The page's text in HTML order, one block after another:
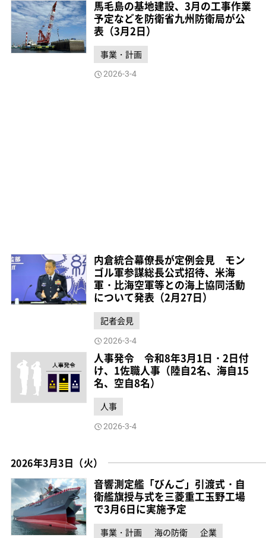
馬毛島の基地建設、3月の工事作業
予定などを防衛省九州防衛局が公
表（3月2日）
事業・計画
2026-3-4
内倉統合幕僚長が定例会見 モン
ゴル軍参謀総長公式招待、米海
軍・比海空軍等との海上協同活動
について発表（2月27日）
記者会見
2026-3-4
人事発令 令和8年3月1日・2日付
け、1佐職人事（陸自2名、海自15
名、空自8名）
人事
2026-3-4
2026年3月3日（火）
音響測定艦「びんご」引渡式・自
衛艦旗授与式を三菱重工玉野工場
で3月6日に実施予定
事業・計画 海の防衛 企業